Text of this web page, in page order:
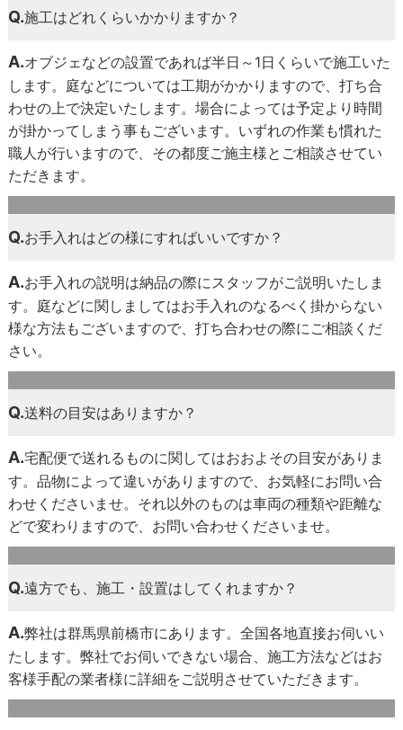
Q.施工はどれくらいかかりますか？
A.オブジェなどの設置であれば半日～1日くらいで施工いた
します。庭などについては工期がかかりますので、打ち合
わせの上で決定いたします。場合によっては予定より時間
が掛かってしまう事もございます。いずれの作業も慣れた
職人が行いますので、その都度ご施主様とご相談させてい
ただきます。
Q.お手入れはどの様にすればいいですか？
A.お手入れの説明は納品の際にスタッフがご説明いたしま
す。庭などに関しましてはお手入れのなるべく掛からない
様な方法もございますので、打ち合わせの際にご相談くだ
さい。
Q.送料の目安はありますか？
A.宅配便で送れるものに関してはおおよその目安がありま
す。品物によって違いがありますので、お気軽にお問い合
わせくださいませ。それ以外のものは車両の種類や距離な
どで変わりますので、お問い合わせくださいませ。
Q.遠方でも、施工・設置はしてくれますか？
A.弊社は群馬県前橋市にあります。全国各地直接お伺いい
たします。弊社でお伺いできない場合、施工方法などはお
客様手配の業者様に詳細をご説明させていただきます。